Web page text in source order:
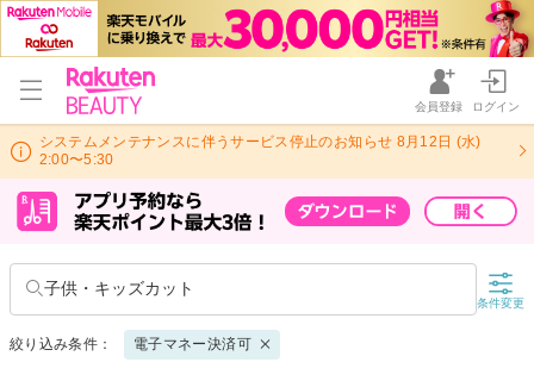
会員登録 ログイン
システムメンテナンスに伴うサービス停止のお知らせ 8月12日 (水)
2:00〜5:30
子供・キッズカット
条件変更
絞り込み条件： 電子マネー決済可